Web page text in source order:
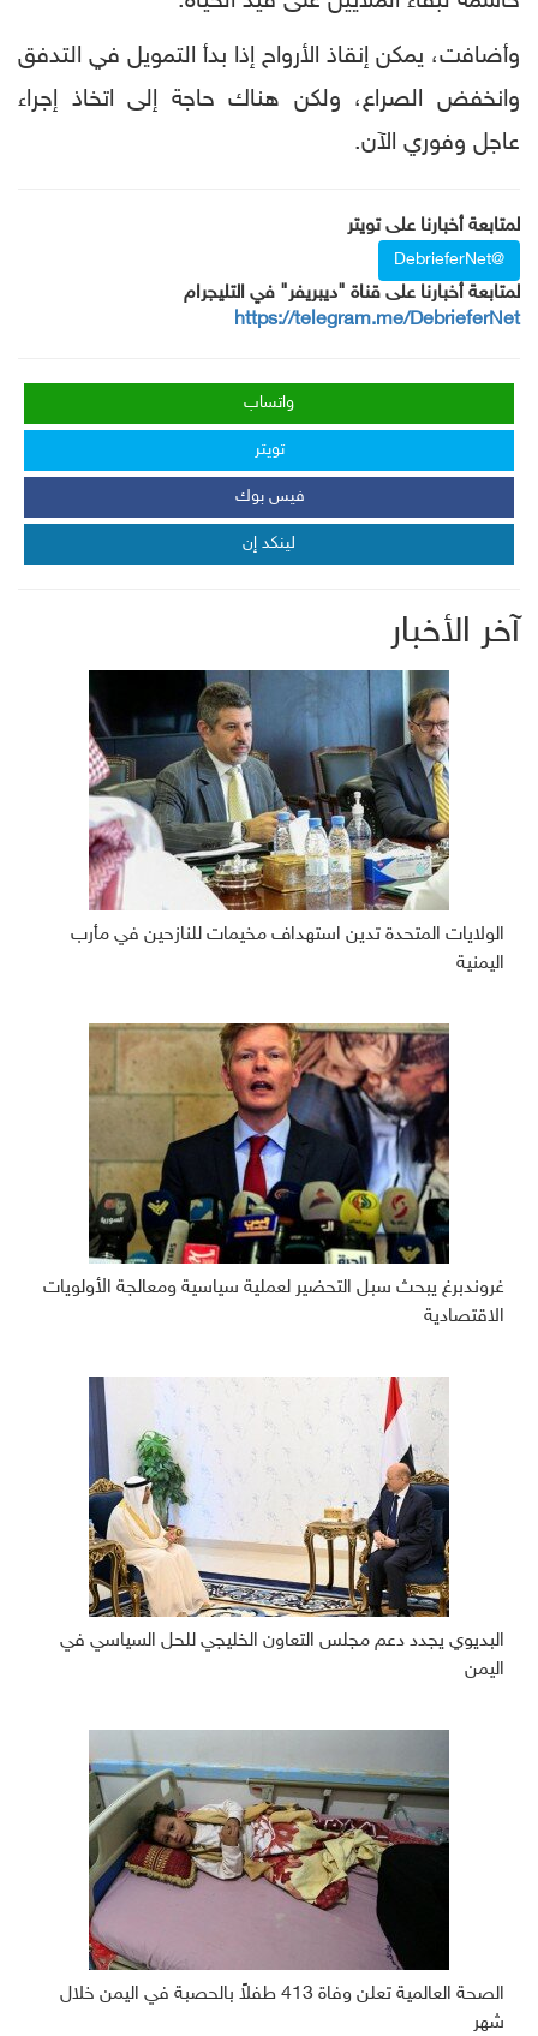
وأضافت، يمكن إنقاذ الأرواح إذا بدأ التمويل في التدفق
وانخفض الصراع، ولكن هناك حاجة إلى اتخاذ إجراء
عاجل وفوري الآن.
لمتابعة أخبارنا على تويتر
@DebrieferNet
لمتابعة أخبارنا على قناة "ديبريفر" في التليجرام
https://telegram.me/DebrieferNet
واتساب
تويتر
فيس بوك
لينكد إن
آخر الأخبار
الولايات المتحدة تدين استهداف مخيمات للنازحين في مأرب
اليمنية
غروندبرغ يبحث سبل التحضير لعملية سياسية ومعالجة الأولويات
الاقتصادية
البديوي يجدد دعم مجلس التعاون الخليجي للحل السياسي في
اليمن
الصحة العالمية تعلن وفاة 413 طفلاً بالحصبة في اليمن خلال
شهر